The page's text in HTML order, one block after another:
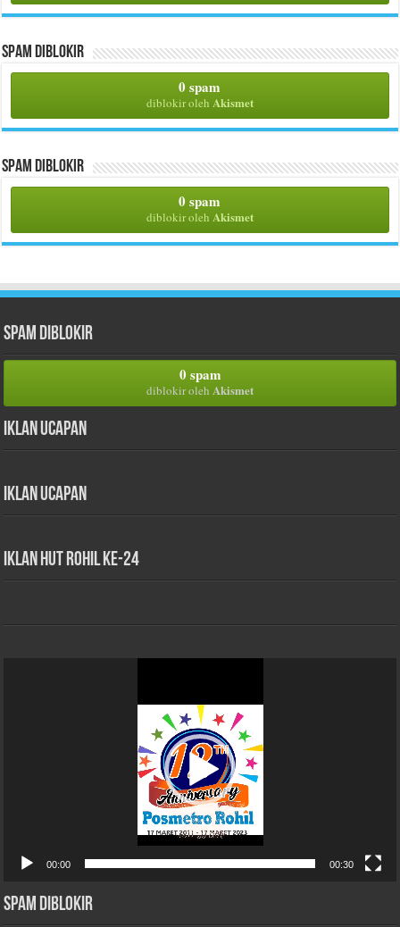
Spam Diblokir
0 spam
diblokir oleh Akismet
Spam Diblokir
0 spam
diblokir oleh Akismet
Spam Diblokir
0 spam
diblokir oleh Akismet
Iklan Ucapan
Iklan Ucapan
iklan HUT Rohil Ke-24
00:00 00:30
Spam Diblokir